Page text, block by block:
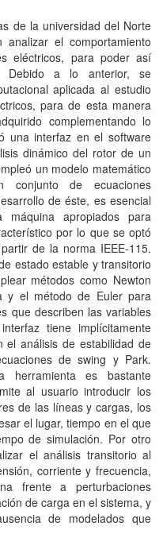
de la universidad del Norte
el comportamiento
eléctricos, para poder así
Debido a lo anterior, se
aplicada al estudio
para de esta manera
complementando lo
una interfaz en el software
dinámico del rotor de un
un modelo matemático
conjunto de ecuaciones
de éste, es esencial
apropiados para
por lo que se optó
de la norma IEEE-115.
estado estable y transitorio
métodos como Newton
y el método de Euler para
que describen las variables
tiene implícitamente
el análisis de estabilidad de
de swing y Park.
herramienta es bastante
al usuario introducir los
de las líneas y cargas, los
el lugar, tiempo en el que
de simulación. Por otro
el análisis transitorio al
corriente y frecuencia,
frente a perturbaciones
de carga en el sistema, y
de modelados que